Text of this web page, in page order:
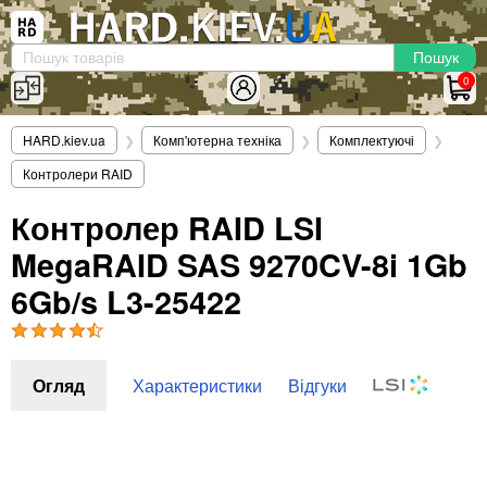
0
Вхід|Реєстрація×
(097)-938-03-73 Telegram WhatsApp
HARD.KIEV.UA
Послуги
Повернення / Обмін
Комп'ютери
Ноутбуки
Моноблоки
Персональні комп'ютери
HARD.kiev.ua ❯ Комп'ютерна техніка ❯ Комплектуючі
❯
Контролери RAID
Контролер RAID LSI
MegaRAID SAS 9270CV-8i 1Gb
6Gb/s L3-25422
Огляд Характеристики Відгуки